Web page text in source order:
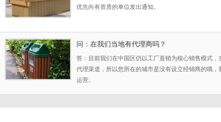
优先向有资质的单位发出通知。
问：在我们当地有代理商吗？
答：目前我们在中国区仍以工厂直销为核心销售模式
代理渠道，所以您所在的城市是没有设立经销商的哦
运营。